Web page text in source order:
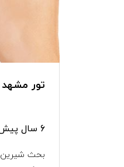
تور مشهد
6 سال پیش -
بحث شیرین